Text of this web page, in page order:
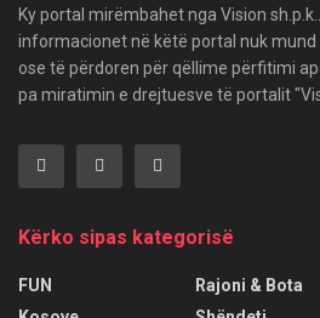
Ky portal mirëmbahet nga Vision
informacionet në këtë portal nuk
ose të përdoren për qëllime përfitimi
pa miratimin e drejtuesve të portalit
Kërko sipas kategorisë
FUN
Rajoni & Bota